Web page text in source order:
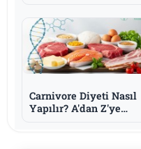
Tablosu
Carnivore Diyeti Nasıl
Yapılır? A'dan Z'ye